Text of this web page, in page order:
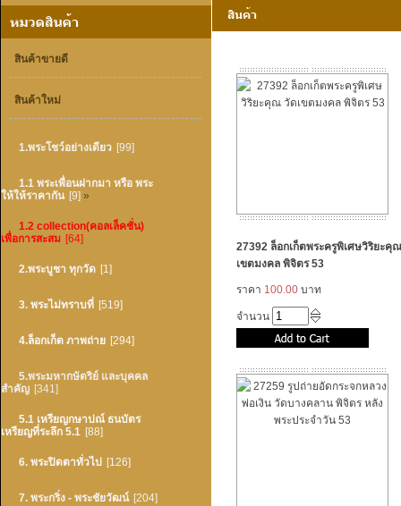
สินค้าขายดี
สินค้าใหม่
1.พระโชว์อย่างเดียว [99]
1.1 พระเพื่อนฝากมา หรือ พระ
ให้ให้ราคากัน [9] »
1.2 collection(คอลเล็คชั่น)
เพื่อการสะสม [64]
2.พระบูชา ทุกวัด [1]
3. พระไม่ทราบที่ [519]
4.ล็อกเก็ต ภาพถ่าย [294]
5.พระมหากษัตริย์ และบุคคล
สำคัญ [341]
5.1 เหรียญกษาปณ์ ธนบัตร
เหรียญที่ระลึก 5.1 [88]
6. พระปิดตาทั่วไป [126]
7. พระกริ่ง - พระชัยวัฒน์ [204]
27392 ล็อกเก็ตพระครูพิเศษวิริยะคุ
เขตมงคล พิจิตร 53
ราคา 100.00 บาท
จำนวน